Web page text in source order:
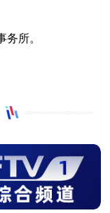
所。